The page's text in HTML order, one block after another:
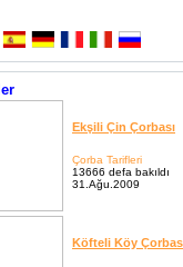
Ekşili Çin Çorbası
Çorba Tarifleri
13666 defa bakıldı
31.Ağu.2009
Köfteli Köy